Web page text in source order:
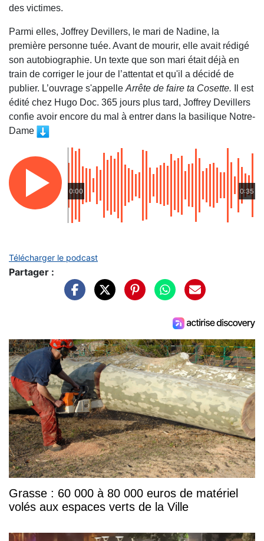
des victimes.
Parmi elles, Joffrey Devillers, le mari de Nadine, la
première personne tuée. Avant de mourir, elle avait rédigé
son autobiographie. Un texte que son mari était déjà en
train de corriger le jour de l’attentat et qu'il a décidé de
publier. L’ouvrage s'appelle Arrête de faire ta Cosette.
Il est
édité chez Hugo Doc. 365 jours plus tard, Joffrey Devillers
confie avoir encore du mal à entrer dans la basilique Notre-
Dame
0:00 0:35
Télécharger le podcast
Partager :
Grasse : 60 000 à 80 000 euros de matériel
volés aux espaces verts de la Ville